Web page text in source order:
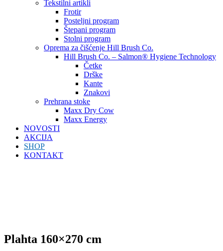
Tekstilni artikli
Frotir
Posteljni program
Štepani program
Stolni program
Oprema za čišćenje Hill Brush Co.
Hill Brush Co. – Salmon® Hygiene Technology
Četke
Drške
Kante
Znakovi
Prehrana stoke
Maxx Dry Cow
Maxx Energy
NOVOSTI
AKCIJA
SHOP
KONTAKT
Plahta 160×270 cm